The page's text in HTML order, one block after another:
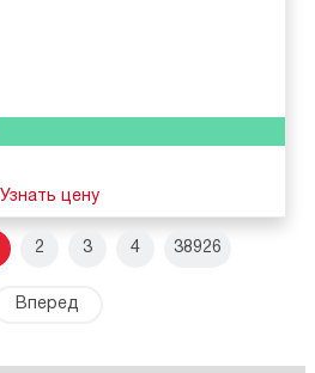
Узнать цену
2 3 4 38926
Вперед